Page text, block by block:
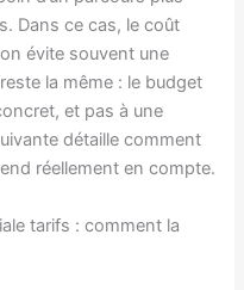
Dans ce cas, le coût
évite souvent une
la même : le budget
et pas à une
détaille comment
réellement en compte.
tarifs : comment la